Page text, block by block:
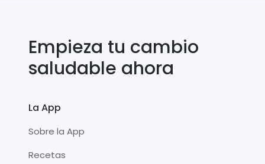
Empieza tu cambio
saludable ahora
La App
Sobre la App
Recetas